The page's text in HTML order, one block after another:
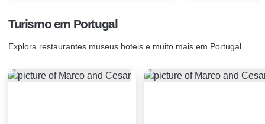
Turismo em Portugal
Explora restaurantes museus hoteis e muito mais em Portugal